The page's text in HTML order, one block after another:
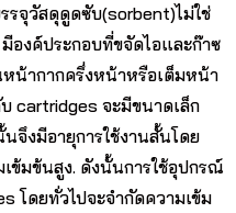
จุวัสดุดูดซับ(sorbent)ไม่ใช่
องค์ประกอบที่ขจัดไอและก๊าซ
หน้ากากครึ่งหน้าหรือเต็มหน้า
cartridges จะมีขนาดเล็ก
งมีอายุการใช้งานสั้นโดย
ข้มข้นสูง. ดังนั้นการใช้อุปกรณ์
โดยทั่วไปจะจำกัดความเข้ม